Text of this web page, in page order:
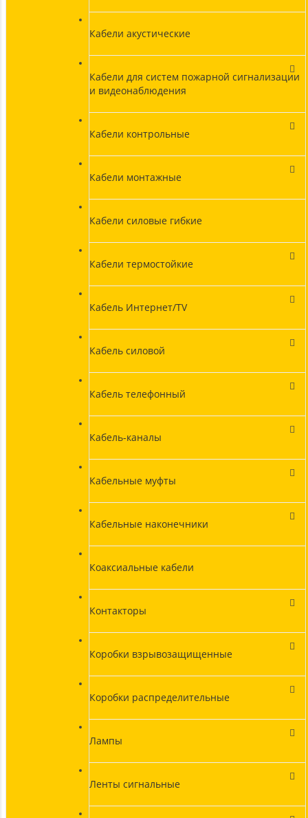
Кабели акустические
Кабели для систем пожарной сигнализации
и видеонаблюдения
Кабели контрольные
Кабели монтажные
Кабели силовые гибкие
Кабели термостойкие
Кабель Интернет/TV
Кабель силовой
Кабель телефонный
Кабель-каналы
Кабельные муфты
Кабельные наконечники
Коаксиальные кабели
Контакторы
Коробки взрывозащищенные
Коробки распределительные
Лампы
Ленты сигнальные